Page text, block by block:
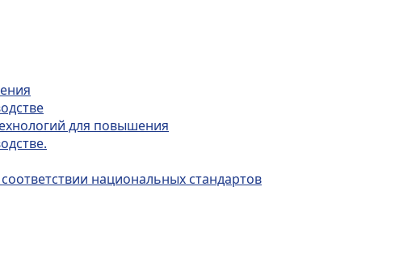
для повышения
национальных стандартов